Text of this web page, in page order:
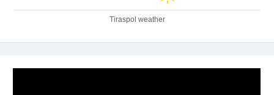
Tiraspol weather